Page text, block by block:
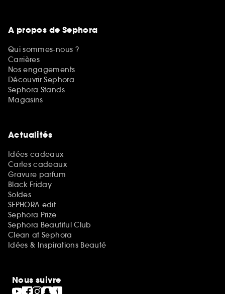
A propos de Sephora
Qui sommes-nous ?
Carrières
Nos engagements
Découvrir Sephora
Sephora Stands
Magasins
Actualités
Idées cadeaux
Cartes cadeaux
Gravure parfum
Black Friday
Soldes
SEPHORA edit
Sephora Prize
Sephora Beautiful Club
Clean at Sephora
Idées & Inspirations Beauté
Nous suivre